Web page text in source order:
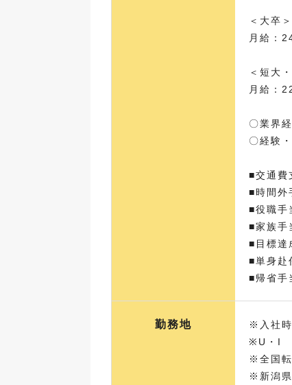
＜大卒＞
月給：
＜短大
月給：
〇業界
〇経験
■交通費
■時間外
■役職手
■家族手
■目標達
■単身赴
■帰省手
勤務地
※入社時
※U・I
※全国
※新潟県